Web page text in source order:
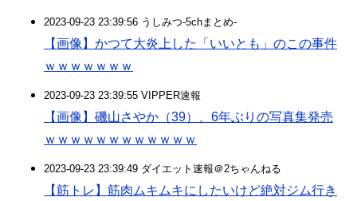
2023-09-23 23:39:56 うしみつ-5chまとめ-
【画像】かつて大炎上した「いいとも」のこの事件
ｗｗｗｗｗｗｗ
2023-09-23 23:39:55 VIPPER速報
【画像】磯山さやか（39）、6年ぶりの写真集発売
ｗｗｗｗｗｗｗｗｗｗｗｗ
2023-09-23 23:39:49 ダイエット速報＠2ちゃんねる
【筋トレ】筋肉ムキムキにしたいけど絶対ジム行き